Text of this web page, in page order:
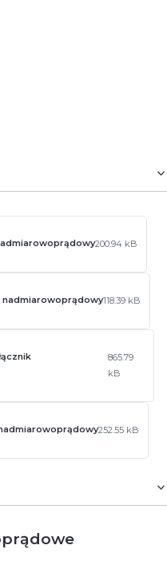
200.94 kB
nadmiarowoprądowy118.39 kB
865.79
kB
nadmiarowoprądowy252.55 kB